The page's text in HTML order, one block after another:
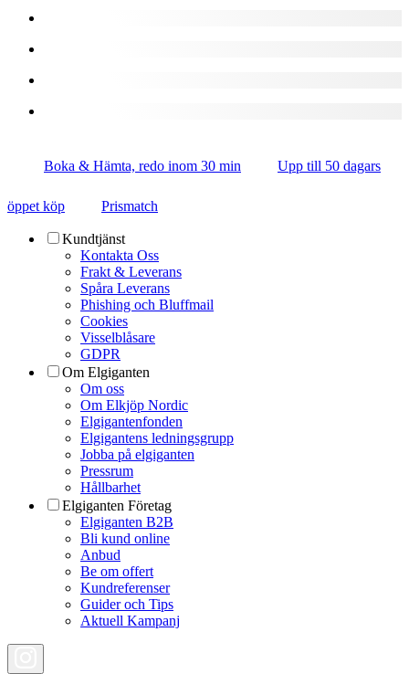
Boka & Hämta, redo inom 30 min Upp till 50 dagars
öppet köp Prismatch
Kundtjänst
Kontakta Oss
Frakt & Leverans
Spåra Leverans
Phishing och Bluffmail
Cookies
Visselblåsare
GDPR
Om Elgiganten
Om oss
Om Elkjöp Nordic
Elgigantenfonden
Elgigantens ledningsgrupp
Jobba på elgiganten
Pressrum
Hållbarhet
Elgiganten Företag
Elgiganten B2B
Bli kund online
Anbud
Be om offert
Kundreferenser
Guider och Tips
Aktuell Kampanj